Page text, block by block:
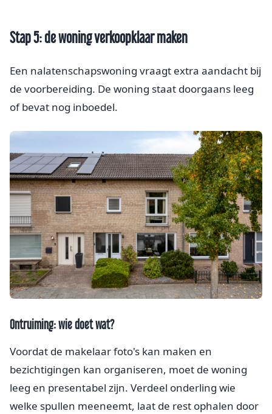
Stap 5: de woning verkoopklaar maken
Een nalatenschapswoning vraagt extra aandacht bij
de voorbereiding. De woning staat doorgaans leeg
of bevat nog inboedel.
Ontruiming: wie doet wat?
Voordat de makelaar foto's kan maken en
bezichtigingen kan organiseren, moet de woning
leeg en presentabel zijn. Verdeel onderling wie
welke spullen meeneemt, laat de rest ophalen door